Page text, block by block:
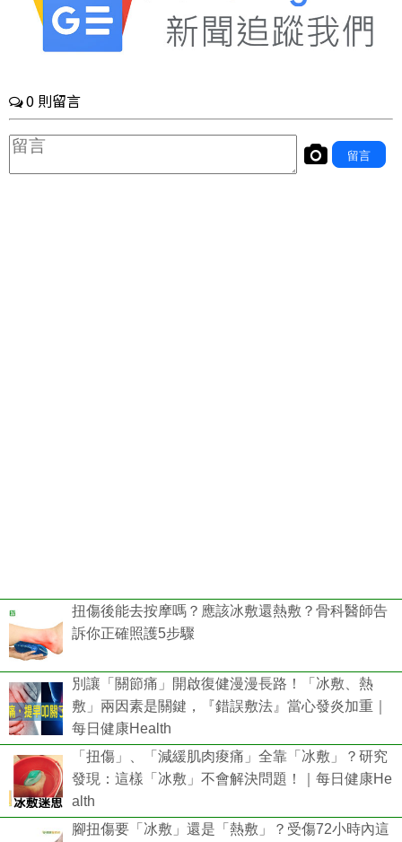
扭傷後能去按摩嗎？應該冰敷還熱敷？骨科醫師告
訴你正確照護5步驟
別讓「關節痛」開啟復健漫漫長路！「冰敷、熱
敷」兩因素是關鍵，『錯誤敷法』當心發炎加重｜
每日健康Health
「扭傷」、「減緩肌肉痠痛」全靠「冰敷」？研究
發現：這樣「冰敷」不會解決問題！｜每日健康He
alth
腳扭傷要「冰敷」還是「熱敷」？受傷72小時內這